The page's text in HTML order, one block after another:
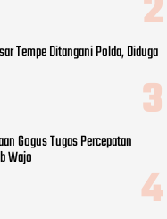
Tempe Ditangani Polda, Diduga
Gogus Tugas Percepatan
Wajo